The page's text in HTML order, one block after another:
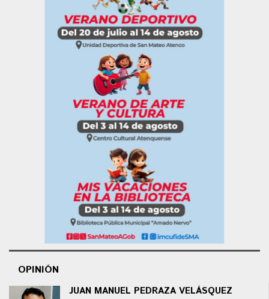
OPINIÓN
JUAN MANUEL PEDRAZA VELÁSQUEZ